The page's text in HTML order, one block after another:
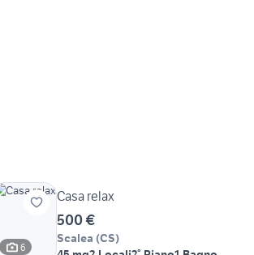
6
Casa relax
500 €
Scalea (CS)